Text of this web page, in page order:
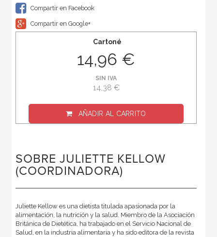
Compartir en Facebook
Compartir en Google+
Cartoné
14,96 €
SIN IVA
14,38 €
AÑADIR AL CARRITO
SOBRE JULIETTE KELLOW
(COORDINADORA)
Juliette Kellow es una dietista titulada apasionada por la
alimentación, la nutrición y la salud. Miembro de la Asociación
Británica de Dietética, ha trabajado en el Servicio Nacional de
Salud, en la industria alimentaria y ha sido editora de la revista